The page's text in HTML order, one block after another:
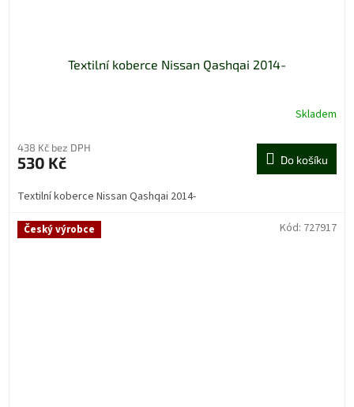
Textilní koberce Nissan Qashqai 2014-
Skladem
438 Kč bez DPH
530 Kč Do košíku
Textilní koberce Nissan Qashqai 2014-
Český výrobce Kód: 727917